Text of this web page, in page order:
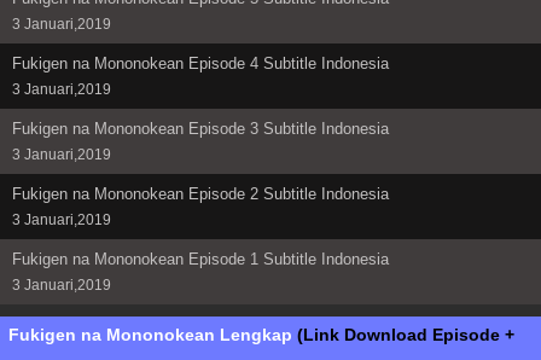
3 Januari,2019
Fukigen na Mononokean Episode 4 Subtitle Indonesia
3 Januari,2019
Fukigen na Mononokean Episode 3 Subtitle Indonesia
3 Januari,2019
Fukigen na Mononokean Episode 2 Subtitle Indonesia
3 Januari,2019
Fukigen na Mononokean Episode 1 Subtitle Indonesia
3 Januari,2019
Fukigen na Mononokean Lengkap (Link Download Episode +